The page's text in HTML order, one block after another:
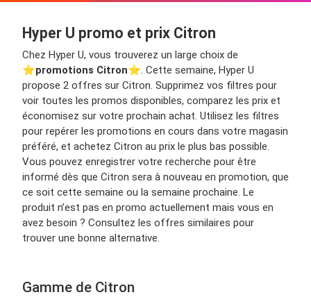
Hyper U promo et prix Citron
Chez Hyper U, vous trouverez un large choix de
⭐️promotions Citron⭐️. Cette semaine, Hyper U
propose 2 offres sur Citron. Supprimez vos filtres pour
voir toutes les promos disponibles, comparez les prix et
économisez sur votre prochain achat. Utilisez les filtres
pour repérer les promotions en cours dans votre magasin
préféré, et achetez Citron au prix le plus bas possible.
Vous pouvez enregistrer votre recherche pour être
informé dès que Citron sera à nouveau en promotion, que
ce soit cette semaine ou la semaine prochaine. Le
produit n’est pas en promo actuellement mais vous en
avez besoin ? Consultez les offres similaires pour
trouver une bonne alternative.
Gamme de Citron